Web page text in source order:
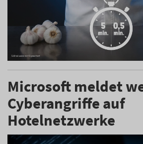
Microsoft meldet
Cyberangriffe auf
Hotelnetzwerke